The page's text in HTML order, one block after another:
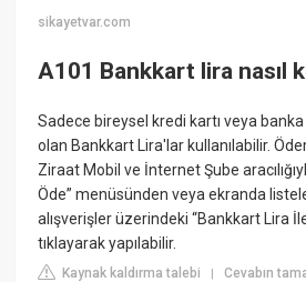
sikayetvar.com
A101 Bankkart lira nasıl
Sadece bireysel kredi kartı veya banka
olan Bankkart Lira'lar kullanılabilir.
Ziraat Mobil ve İnternet Şube
Öde” menüsünden veya ekranda
alışverişler üzerindeki “Bankkart Lira
tıklayarak yapılabilir.
Kaynak kaldırma talebi |Cevabın